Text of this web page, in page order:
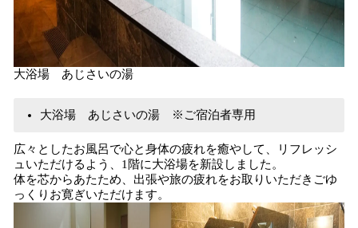
大浴場 あじさいの湯
大浴場 あじさいの湯 ※ご宿泊者専用
広々としたお風呂で⼼と⾝体の疲れを癒やして、リフレッシ
ュいただけるよう、1階に大浴場を新設しました。
体を芯からあたため、出張や旅の疲れをお取りいただきごゆ
っくりお寛ぎいただけます。